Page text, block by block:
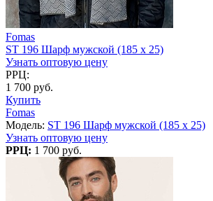
Fomas
ST 196 Шарф мужской (185 х 25)
Узнать оптовую цену
РРЦ:
1 700 руб.
Купить
Fomas
Модель: ST 196 Шарф мужской (185 х 25)
Узнать оптовую цену
РРЦ: 1 700 руб.